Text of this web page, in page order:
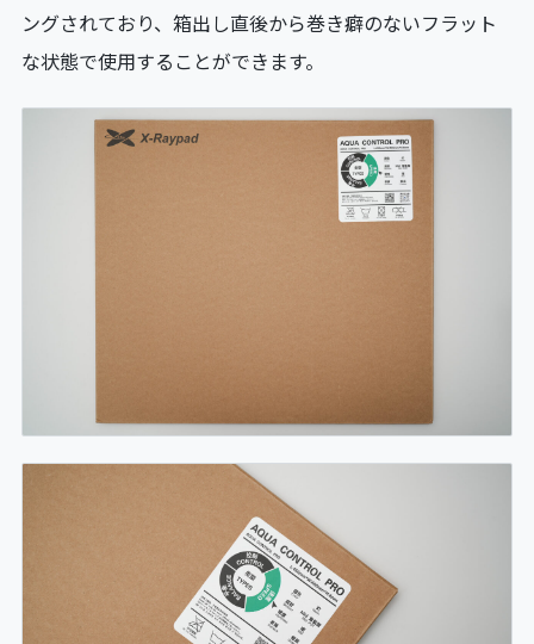
ングされており、箱出し直後から巻き癖のないフラット
な状態で使用することができます。